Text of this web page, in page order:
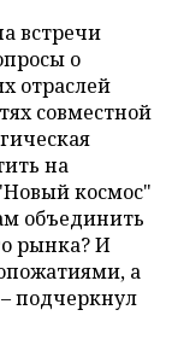
встречи
о
отраслей
совместной
на
космос"
объединить
рынка? И
а
подчеркнул